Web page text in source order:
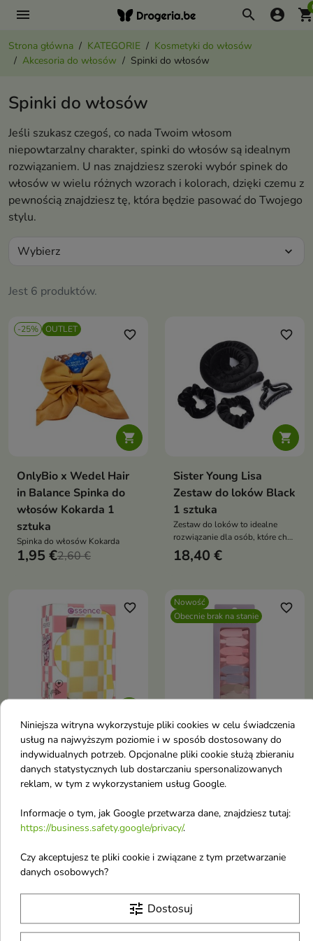
menu search account_circle
Strona główna KATEGORIE
Kosmetyki do włosów
Akcesoria do włosów
Spinki do włosów
Spinki do włosów
Jeśli szukasz czegoś, co nada Twoim włosom
niepowtarzalny charakter, spinki do włosów są idealnym
rozwiązaniem. U nas znajdziesz szeroki wybór spinek do
włosów w wielu różnych wzorach i kolorach, dzięki czemu z
pewnością znajdziesz tę, która będzie pasować do Twojego
stylu.
Jest 6 produktów.
Wybierz expand_more
-25% OUTLET

favorite_border
OnlyBio x Wedel Hair
in Balance Spinka do
włosów Kokarda 1
sztuka
Spinka do włosów Kokarda
1,95 €2,60 €

favorite_border
Sister Young Lisa
Zestaw do loków Black
1 sztuka
Zestaw do loków to idealne
rozwiązanie dla osób, które chcą
uzyskać piękne, sprężyste loki
lub naturalne fale
18,40 €
favorite_border
Essence Spinka do
włosów Positive Vibes
Only 1 sztuka
4,30 €
Nowość
Obecnie brak na stanie
favorite_border
Hairmate Klipsy do
włosów 8 sztuk
Praktyczny zestaw akcesoriów,
oraz zabiegi pielęgnacyjne.
5,40 €
Obecnie brak na stanie favorite_border Obecnie brak na stanie favorite_border
Niniejsza witryna wykorzystuje pliki cookies w celu świadczenia
usług na najwyższym poziomie i w sposób dostosowany do
indywidualnych potrzeb. Opcjonalne pliki cookie służą zbieraniu
danych statystycznych lub dostarczaniu spersonalizowanych
reklam, w tym z wykorzystaniem usług Google.
Informacje o tym, jak Google przetwarza dane, znajdziesz tutaj:
https://business.safety.google/privacy/.
Czy akceptujesz te pliki cookie i związane z tym przetwarzanie
danych osobowych?
tune Dostosuj